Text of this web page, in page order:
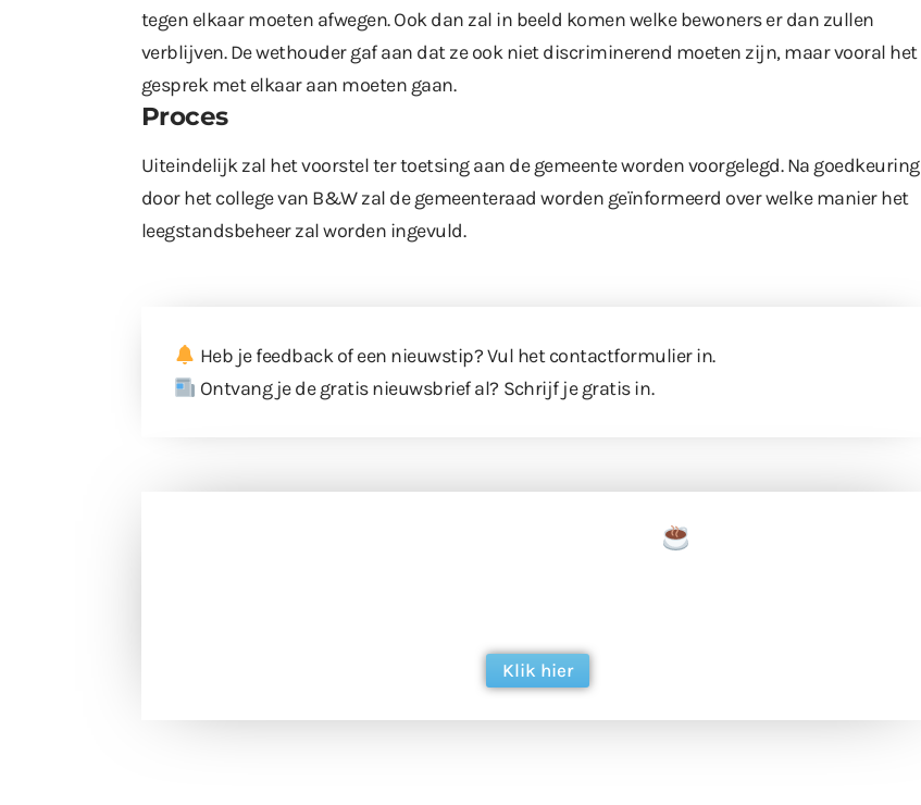
tegen elkaar moeten afwegen. Ook dan zal in beeld komen welke bewoners er dan zullen
verblijven. De wethouder gaf aan dat ze ook niet discriminerend moeten zijn, maar vooral het
gesprek met elkaar aan moeten gaan.
Proces
Uiteindelijk zal het voorstel ter toetsing aan de gemeente worden voorgelegd. Na goedkeuring
door het college van B&W zal de gemeenteraad worden geïnformeerd over welke manier het
leegstandsbeheer zal worden ingevuld.
Heb je feedback of een nieuwstip? Vul het contactformulierin.
Ontvang je de gratis nieuwsbrief al? Schrijf je gratis in.
Klik hier